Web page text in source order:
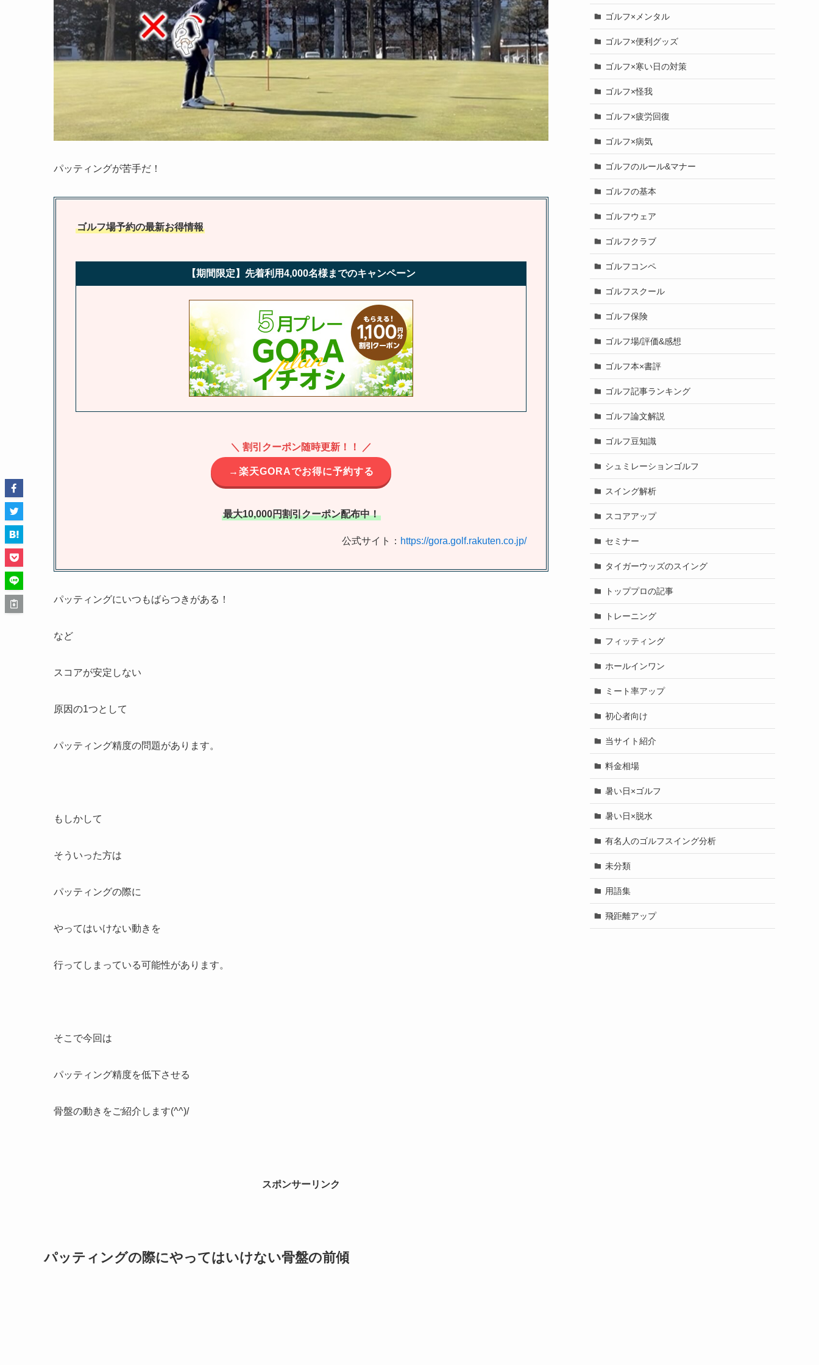
パッティングが苦手だ！
ゴルフ場予約の最新お得情報
【期間限定】先着利用4,000名様までのキャンペーン
＼ 割引クーポン随時更新！！ ／
→楽天GORAでお得に予約する
最大10,000円割引クーポン配布中！
公式サイト： https://gora.golf.rakuten.co.jp/
パッティングにいつもばらつきがある！
など
スコアが安定しない
原因の1つとして
パッティング精度の問題があります。
もしかして
そういった方は
パッティングの際に
やってはいけない動きを
行ってしまっている可能性があります。
そこで今回は
パッティング精度を低下させる
骨盤の動きをご紹介します(^^)/
スポンサーリンク
パッティングの際にやってはいけない骨盤の前傾
ゴルフ×メンタル
ゴルフ×便利グッズ
ゴルフ×寒い日の対策
ゴルフ×怪我
ゴルフ×疲労回復
ゴルフ×病気
ゴルフのルール&マナー
ゴルフの基本
ゴルフウェア
ゴルフクラブ
ゴルフコンペ
ゴルフスクール
ゴルフ保険
ゴルフ場/評価&感想
ゴルフ本×書評
ゴルフ記事ランキング
ゴルフ論文解説
ゴルフ豆知識
シュミレーションゴルフ
スイング解析
スコアアップ
セミナー
タイガーウッズのスイング
トッププロの記事
トレーニング
フィッティング
ホールインワン
ミート率アップ
初心者向け
当サイト紹介
料金相場
暑い日×ゴルフ
暑い日×脱水
有名人のゴルフスイング分析
未分類
用語集
飛距離アップ